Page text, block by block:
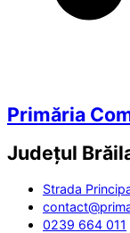
Primăria
Județul
Strada
0239 664 011